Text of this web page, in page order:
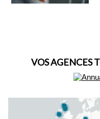
VOS AGENCES